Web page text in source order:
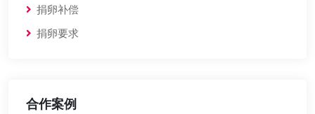
捐卵补偿
捐卵要求
合作案例